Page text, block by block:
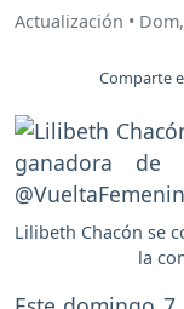
Actualización •
Comparte
Lilibeth Chacón se
la